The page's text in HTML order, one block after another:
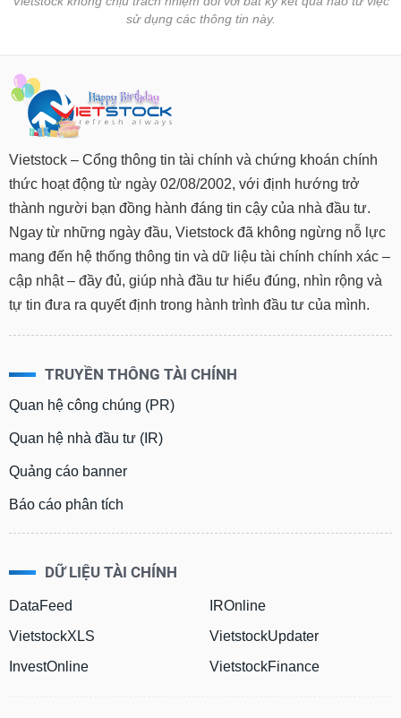
sử dụng các thông tin này.
Vietstock – Cổng thông tin tài chính và chứng khoán chính
thức hoạt động từ ngày 02/08/2002, với định hướng trở
thành người bạn đồng hành đáng tin cậy của nhà đầu tư.
Ngay từ những ngày đầu, Vietstock đã không ngừng nỗ lực
mang đến hệ thống thông tin và dữ liệu tài chính chính xác –
cập nhật – đầy đủ, giúp nhà đầu tư hiểu đúng, nhìn rộng và
tự tin đưa ra quyết định trong hành trình đầu tư của mình.
TRUYỀN THÔNG TÀI CHÍNH
Quan hệ công chúng (PR)
Quan hệ nhà đầu tư (IR)
Quảng cáo banner
Báo cáo phân tích
DỮ LIỆU TÀI CHÍNH
DataFeed
VietstockXLS
InvestOnline
IROnline
VietstockUpdater
VietstockFinance